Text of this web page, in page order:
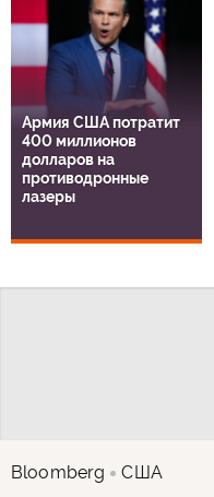
Армия США потратит
400 миллионов
долларов на
противодронные
лазеры
Bloomberg США